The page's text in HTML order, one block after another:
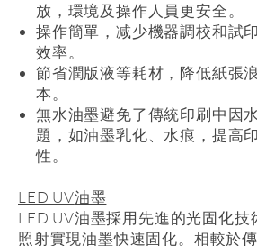
放，環境及操作人員更安全。
操作簡單，减少機器調校和試
效率。
節省潤版液等耗材，降低紙張
本。
無水油墨避免了傳統印刷中因
題，如油墨乳化、水痕，提高
性。
LED UV油墨
LED UV油墨採用先進的光固化技
照射實現油墨快速固化。相較於